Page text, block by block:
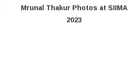
Mrunal Thakur Photos at SIIMA
2023